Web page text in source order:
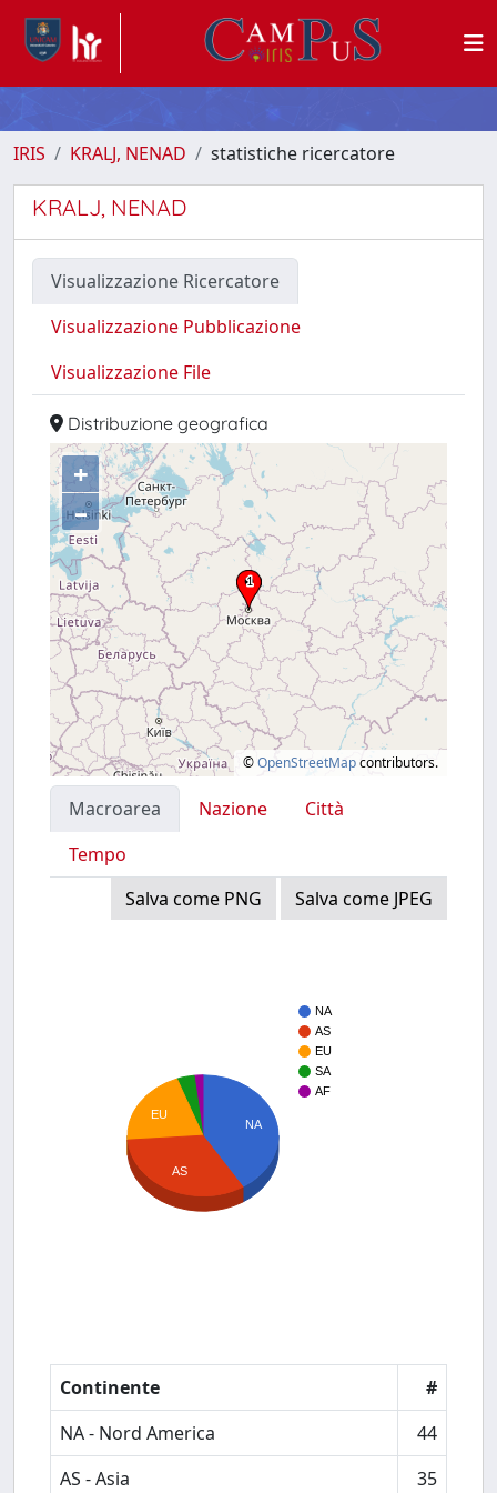
IRIS KRALJ, NENAD statistiche ricercatore
KRALJ, NENAD
Visualizzazione Ricercatore
Visualizzazione Pubblicazione
Visualizzazione File
Distribuzione geografica
+
–
©OpenStreetMapcontributors.
Macroarea Nazione
Città
Tempo
Salva come PNG
Salva come JPEG
NA
AS
EU
SA
AF
NA
EU
AS
Continente
#
NA - Nord America
44
AS - Asia
35